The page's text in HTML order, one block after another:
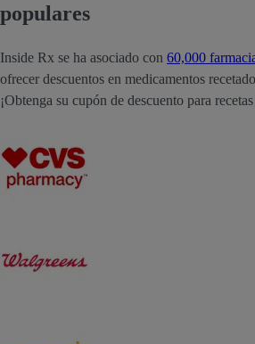
populares
Inside Rx se ha asociado con 60,000
ofrecer descuentos en medicamentos
¡Obtenga su cupón de descuento para